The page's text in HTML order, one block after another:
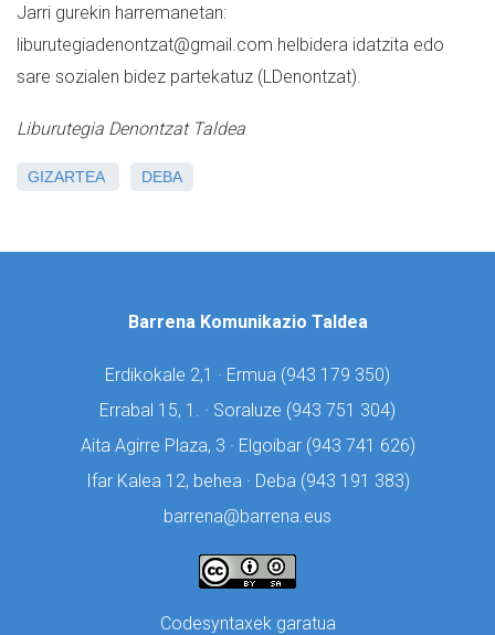
Jarri gurekin harremanetan:
liburutegiadenontzat@gmail.com helbidera idatzita edo
sare sozialen bidez partekatuz (LDenontzat).
Liburutegia Denontzat Taldea
GIZARTEA DEBA
Barrena Komunikazio Taldea
Erdikokale 2,1 · Ermua (943 179 350)
Errabal 15, 1. · Soraluze (943 751 304)
Aita Agirre Plaza, 3 · Elgoibar (943 741 626)
Ifar Kalea 12, behea · Deba (943 191 383)
barrena@barrena.eus
Codesyntaxek garatua